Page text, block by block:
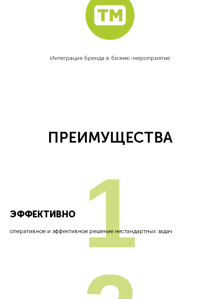
Интеграция бренда в бизнес-мероприятие
ПРЕИМУЩЕСТВА
ЭФФЕКТИВНО
оперативное и эффективное решение нестандартных задач
1